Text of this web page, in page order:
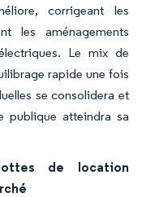
corrigeant les
les aménagements
Le mix de
rapide une fois
se consolidera et
publique atteindra sa
de location